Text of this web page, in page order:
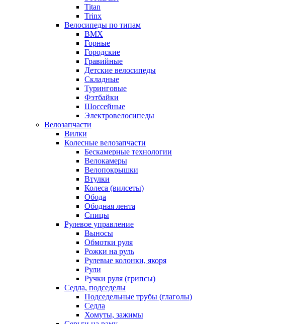
Titan
Trinx
Велосипеды по типам
BMX
Горные
Городские
Гравийные
Детские велосипеды
Складные
Туринговые
Фэтбайки
Шоссейные
Электровелосипеды
Велозапчасти
Вилки
Колесные велозапчасти
Бескамерные технологии
Велокамеры
Велопокрышки
Втулки
Колеса (вилсеты)
Обода
Ободная лента
Спицы
Рулевое управление
Выносы
Обмотки руля
Рожки на руль
Рулевые колонки, якоря
Рули
Ручки руля (грипсы)
Седла, подседелы
Подседельные трубы (глаголы)
Седла
Хомуты, зажимы